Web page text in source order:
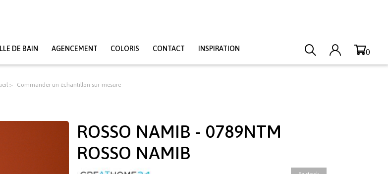
DE BAIN AGENCEMENT COLORIS CONTACT INSPIRATION 0
Commander un échantillon sur-mesure
ROSSO NAMIB - 0789NTM
ROSSO NAMIB